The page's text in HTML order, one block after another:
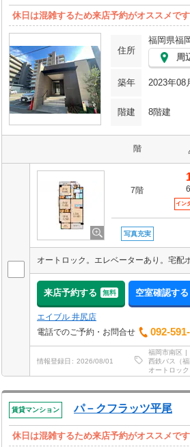
休日は混雑するため来店予約がオススメです
住所
福岡県福
周
築年 2023年08
階建 8階建
階
7階
イン
写真充実
オートロック。エレベーターあり。宅配
来店予約する 無料 空室確認する
エイブル 井尻店
電話でのご予約・お問合せ
092-
情報登録日 2026/08/01
福岡市南区
西鉄バス（福
オートロック
賃貸マンション パ－クフラッツ平尾
休日は混雑するため来店予約がオススメです